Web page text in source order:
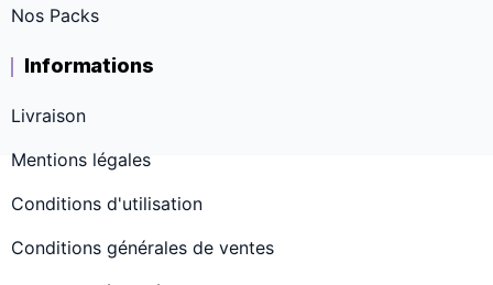
Nos Packs
Informations
Livraison
Mentions légales
Conditions d'utilisation
Conditions générales de ventes